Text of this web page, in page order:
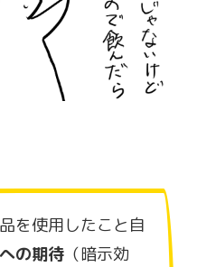
を使用したこと自
の期待 （暗示効